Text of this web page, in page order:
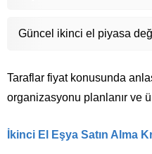
Güncel ikinci el piyasa
Taraflar fiyat konusunda
organizasyonu planlanır ve
İkinci El Eşya Satın Alma